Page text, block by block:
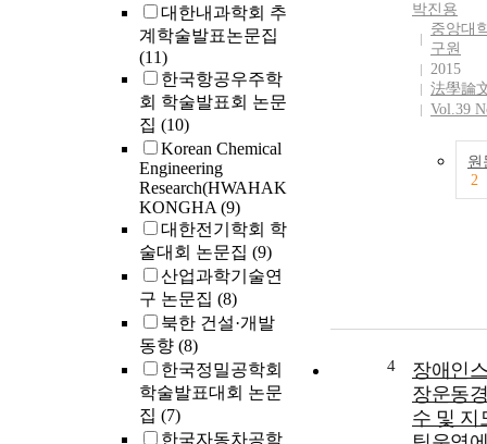
대한내과학회 추
계학술발표논문집
(11)
한국항공우주학
회 학술발표회 논문
집 (10)
Korean Chemical
Engineering
Research(HWAHAK
KONGHA(9)
대한전기학회 학
술대회 논문집 (9)
산업과학기술연
구 논문집 (8)
북한 건설·개발
동향 (8)
한국정밀공학회
학술발표대회 논문
집 (7)
한국자동차공학
박진용
중앙대
구원
2015
法學論
Vol.39
원
2
4
장애인
장운동
수 및 지